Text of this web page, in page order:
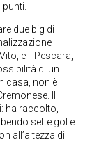
punti.
due big di
e il Pescara,
di un
casa, non è
Il
ha raccolto,
sette gol e
all’altezza di